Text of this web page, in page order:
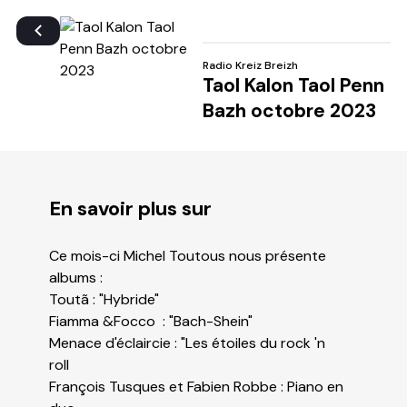
Radio Kreiz Breizh
Taol Kalon Taol Penn
Bazh octobre 2023
En savoir plus sur
Ce mois-ci Michel Toutous nous présente
albums :
Toutã : "Hybride"
Fiamma &Focco : "Bach-Shein"
Menace d'éclaircie : "Les étoiles du rock 'n
roll
François Tusques et Fabien Robbe : Piano en